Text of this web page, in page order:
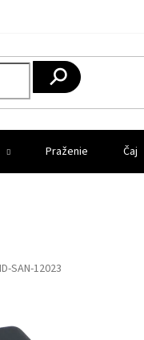
Praženie Čaj
SAN-12023